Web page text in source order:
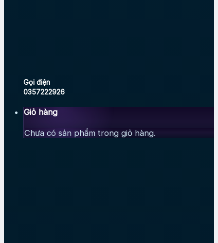
Gọi điện
0357222926
Giỏ hàng
Chưa có sản phẩm trong giỏ hàng.